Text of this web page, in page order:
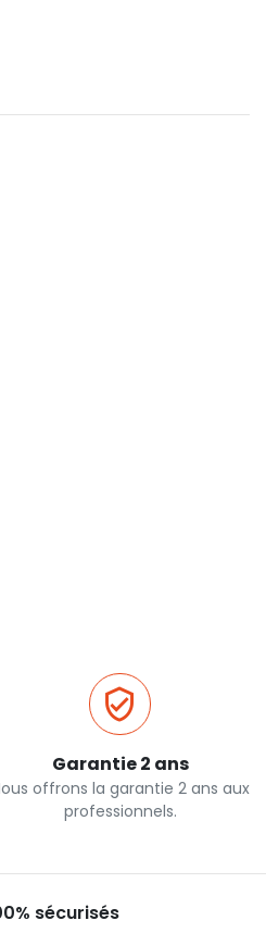
Garantie 2 ans
offrons la garantie 2 ans aux
professionnels.
sécurisés